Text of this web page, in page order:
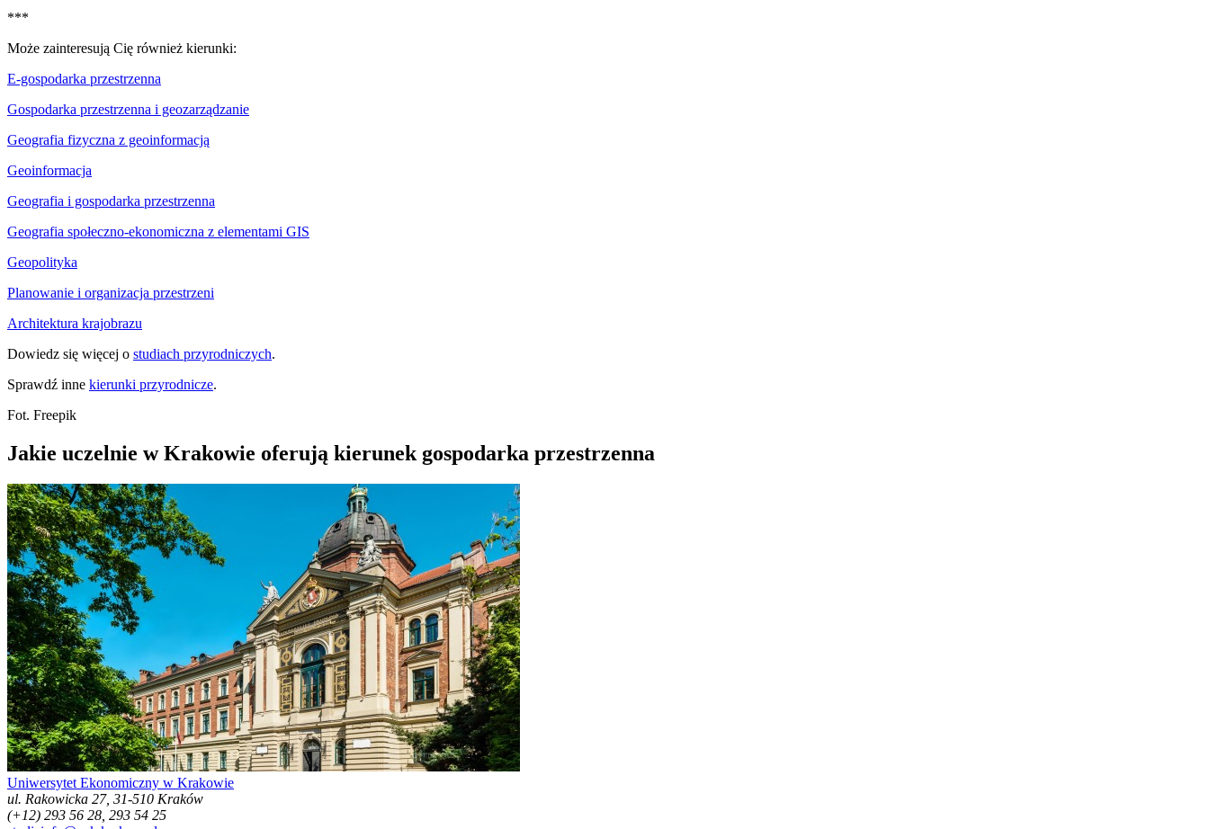
***
Może zainteresują Cię również kierunki:
E-gospodarka przestrzenna
Gospodarka przestrzenna i geozarządzanie
Geografia fizyczna z geoinformacją
Geoinformacja
Geografia i gospodarka przestrzenna
Geografia społeczno-ekonomiczna z elementami GIS
Geopolityka
Planowanie i organizacja przestrzeni
Architektura krajobrazu
Dowiedz się więcej o studiach przyrodniczych.
Sprawdź inne kierunki przyrodnicze.
Fot. Freepik
Jakie uczelnie w Krakowie oferują kierunek gospodarka przestrzenna
Uniwersytet Ekonomiczny w Krakowie
ul. Rakowicka 27, 31-510 Kraków
(+12) 293 56 28, 293 54 25